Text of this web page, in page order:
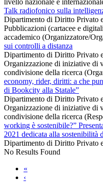
livello nazionale e
Talk radiofonico sulla
Dipartimento di Diritto Privato
Pubblicazioni (cartacee e
accademico (Organizzatore/
sui controlli a distanza
Dipartimento di Diritto Privato
Organizzazione di iniziative di
condivisione della ricerca
economy, rider, diritti: a che
di Bookcity alla Statale”
Dipartimento di Diritto Privato
Organizzazione di iniziative di
condivisione della ricerca
working è sostenibile?”
2021 dedicata alla sostenibilità
Dipartimento di Diritto Privato
No Results Found
«
‹